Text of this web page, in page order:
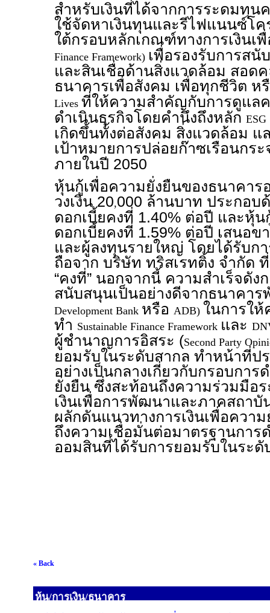
สำหรับเงินที่ได้จากการระดมทุน
ใช้จัดหาเงินทุนและรีไฟแนนซ์โ
ใต้กรอบหลักเกณฑ์ทางการเงินเ
Finance Framework) เพื่อรองรับการสนั
และสินเชื่อด้านสิ่งแวดล้อม สอด
ธนาคารเพื่อสังคม เพื่อทุกชีวิต ห
Lives ที่ให้ความสำคัญกับการดูแล
ดำเนินธุรกิจโดยคำนึงถึงหลัก ESG
เกิดขึ้นทั้งต่อสังคม สิ่งแวดล้อม แ
เป้าหมายการปล่อยก๊าซเรือนกร
ภายในปี 2050
หุ้นกู้เพื่อความยั่งยืนของธนาคาร
วงเงิน 20,000 ล้านบาท ประกอบ
ดอกเบี้ยคงที่ 1.40% ต่อปี และหุ้
ดอกเบี้ยคงที่ 1.59% ต่อปี เสนอ
และผู้ลงทุนรายใหญ่ โดยได้รับก
ถือจาก บริษัท ทริสเรทติ้ง จำกัด
“คงที่” นอกจากนี้ ความสำเร็จดัง
สนับสนุนเป็นอย่างดีจากธนาคาร
Development Bank หรือ ADB) ในการใ
ทำ Sustainable Finance Framework และ
ผู้ชำนาญการอิสระ (Second Party
ยอมรับในระดับสากล ทำหน้าที่ป
อย่างเป็นกลางเกี่ยวกับกรอบกา
ยั่งยืน ซึ่งสะท้อนถึงความร่วมมือ
เงินเพื่อการพัฒนาและภาคสถาบั
ผลักดันแนวทางการเงินเพื่อควา
ถึงความเชื่อมั่นต่อมาตรฐานการ
ออมสินที่ได้รับการยอมรับในระดั
« Back
หุ้น/การเงิน/ธนาคาร